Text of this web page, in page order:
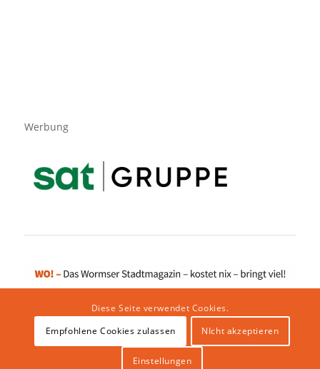
Werbung
Impressum|Datenschutzerklärung|Website von klicklabor.de |
Diese Seite verwendet Cookies.
Empfohlene Cookies zulassen
NIcht akzeptieren
Einstellungen